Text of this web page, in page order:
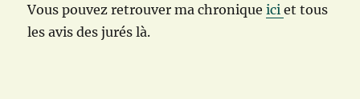
Vous pouvez retrouver ma chroniqueiciet tous
les avis des jurés là.